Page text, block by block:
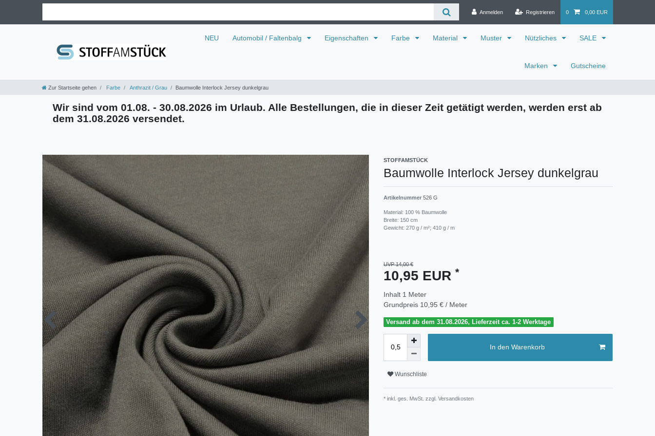
Anmelden Registrieren 0 0,00 EUR
NEU Automobil / Faltenbalg Eigenschaften Farbe Material Muster Nützliches SALE
Marken Gutscheine
Zur Startseite gehen Farbe Anthrazit / Grau Baumwolle Interlock Jersey dunkelgrau
Wir sind vom 01.08. - 30.08.2026 im Urlaub. Alle Bestellungen, die in dieser Zeit getätigt werden, werden erst ab
dem 31.08.2026 versendet.
STOFFAMSTÜCK
Baumwolle Interlock Jersey dunkelgrau
Artikelnummer 526 G
Material: 100 % Baumwolle
Breite: 150 cm
Gewicht: 270 g / m²; 410 g / m
UVP 14,00 €
10,95 EUR *
Inhalt 1 Meter
Grundpreis 10,95 € / Meter
Versand ab dem 31.08.2026, Lieferzeit ca. 1-2 Werktage
In den Warenkorb
Wunschliste
* inkl. ges. MwSt. zzgl. Versandkosten